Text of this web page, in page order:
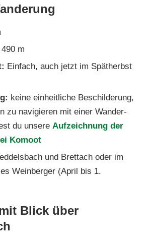
490 m
Einfach, auch jetzt im Spätherbst
keine einheitliche Beschilderung,
zu navigieren mit einer Wander-
du unsere Aufzeichnung der
Komoot
und Brettach oder im
Weinberger (April bis 1.
Blick über